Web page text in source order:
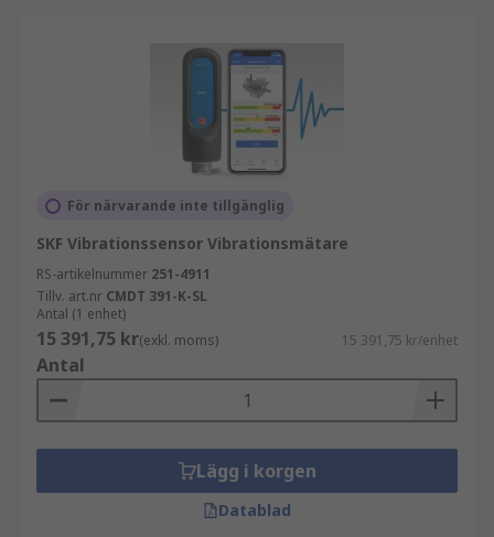
För närvarande inte tillgänglig
SKF Vibrationssensor Vibrationsmätare
RS-artikelnummer 251-4911
Tillv. art.nr CMDT 391-K-SL
Antal (1 enhet)
15 391,75 kr(exkl. moms) 15 391,75 kr/enhet
Antal
Lägg i korgen
Datablad